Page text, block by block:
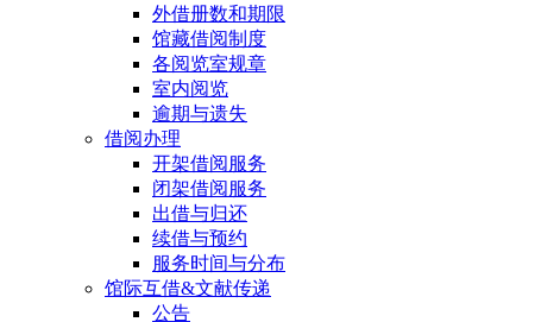
外借册数和期限
馆藏借阅制度
各阅览室规章
室内阅览
逾期与遗失
借阅办理
开架借阅服务
闭架借阅服务
出借与归还
续借与预约
服务时间与分布
馆际互借&文献传递
公告